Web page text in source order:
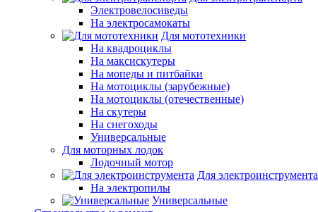
Электровелосиведы
На электросамокаты
Для мототехники
На квадроциклы
На максискутеры
На мопеды и питбайки
На мотоциклы (зарубежные)
На мотоциклы (отечественные)
На скутеры
На снегоходы
Универсальные
Для моторных лодок
Лодочный мотор
Для электроинструмента
На электропилы
Универсальные